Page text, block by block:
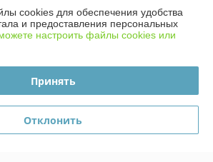
cookies
Deal.by
cookies для обеспечения удобства
и предоставления персональных
настроить файлы cookies или
Принять
Отклонить